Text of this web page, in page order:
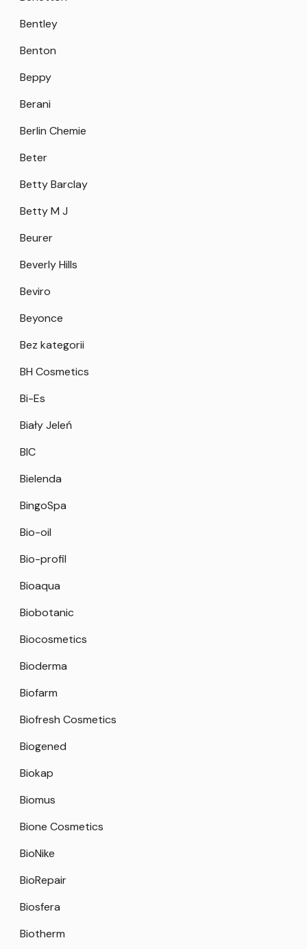
Bentley
Benton
Beppy
Berani
Berlin Chemie
Beter
Betty Barclay
Betty M J
Beurer
Beverly Hills
Beviro
Beyonce
Bez kategorii
BH Cosmetics
Bi-Es
Biały Jeleń
BIC
Bielenda
BingoSpa
Bio-oil
Bio-profil
Bioaqua
Biobotanic
Biocosmetics
Bioderma
Biofarm
Biofresh Cosmetics
Biogened
Biokap
Biomus
Bione Cosmetics
BioNike
BioRepair
Biosfera
Biotherm